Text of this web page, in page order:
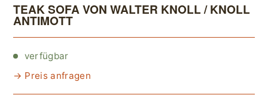
TEAK SOFA VON WALTER KNOLL / KNOLL
ANTIMOTT
verfügbar
→ Preis anfragen